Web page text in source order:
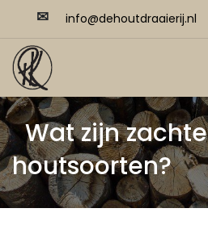
✉ ​​info@dehoutdraaierij.nl
Wat zijn zachte
houtsoorten?